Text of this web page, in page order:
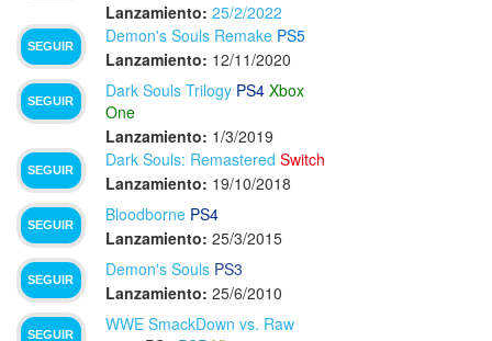
Lanzamiento: 25/2/2022
SEGUIR
Demon's Souls Remake PS5
Lanzamiento: 12/11/2020
SEGUIR
Dark Souls Trilogy PS4 Xbox
One
Lanzamiento: 1/3/2019
SEGUIR
Dark Souls: Remastered Switch
Lanzamiento: 19/10/2018
SEGUIR
Bloodborne PS4
Lanzamiento: 25/3/2015
SEGUIR
Demon's Souls PS3
Lanzamiento: 25/6/2010
SEGUIR
WWE SmackDown vs. Raw